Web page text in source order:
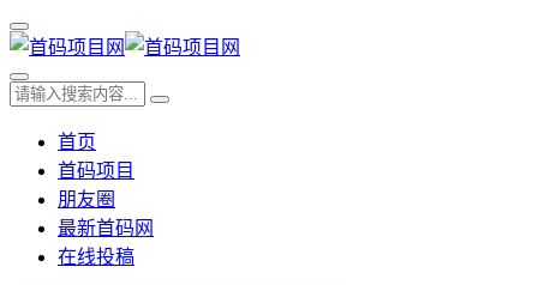
首页
首码项目
朋友圈
最新首码网
在线投稿